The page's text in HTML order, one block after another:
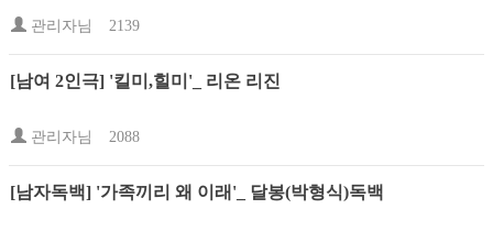
관리자님 2139
[남여 2인극] '킬미,힐미'_ 리온 리진
관리자님 2088
[남자독백] '가족끼리 왜 이래'_ 달봉(박형식)독백